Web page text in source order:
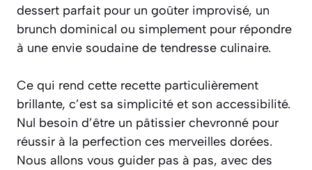
dessert parfait pour un goûter improvisé, un
brunch dominical ou simplement pour répondre
à une envie soudaine de tendresse culinaire.
Ce qui rend cette recette particulièrement
brillante, c’est sa simplicité et son accessibilité.
Nul besoin d’être un pâtissier chevronné pour
réussir à la perfection ces merveilles dorées.
Nous allons vous guider pas à pas, avec des